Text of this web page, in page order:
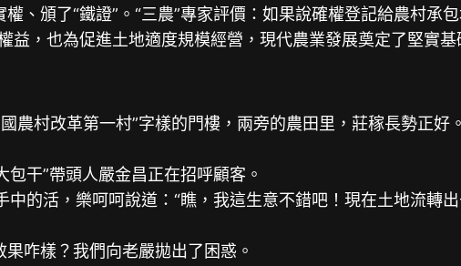
頒了“鐵證”。“三農”專家評價：如果說確權登記給農村承包
益，也為促進土地適度規模經營，現代農業發展奠定了堅實基
農村改革第一村”字樣的門樓，兩旁的農田里，莊稼長勢正
干”帶頭人嚴金昌正在招呼顧客。
中的活，樂呵呵說道：“瞧，我這生意不錯吧！現在土地流轉
咋樣？我們向老嚴拋出了困惑。